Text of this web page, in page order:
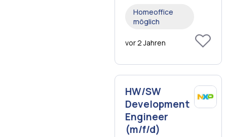
Homeoffice
möglich
vor 2 Jahren
HW/SW
Development
Engineer
(m/f/d)